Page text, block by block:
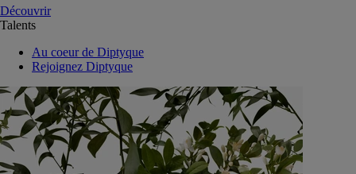
Découvrir
Talents
Au coeur de Diptyque
Rejoignez Diptyque